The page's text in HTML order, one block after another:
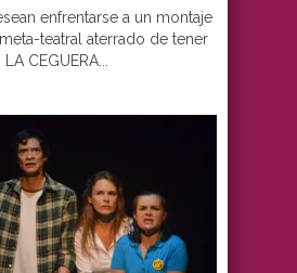
enfrentarse a un montaje
teatral aterrado de tener
CEGUERA...